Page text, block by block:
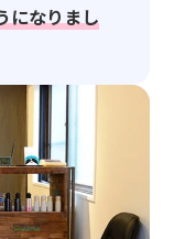
になりまし